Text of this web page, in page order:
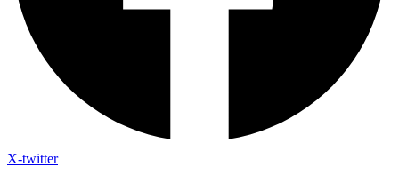
X-twitter